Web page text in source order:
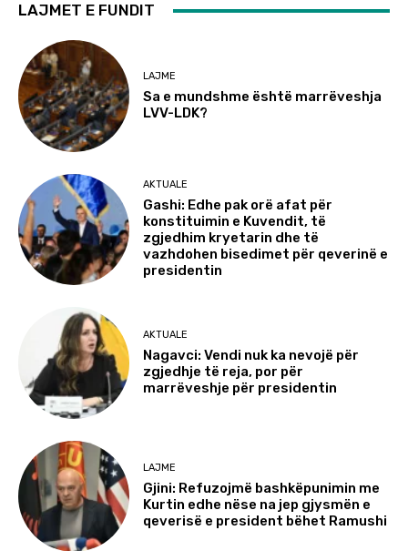
LAJMET E FUNDIT
LAJME
Sa e mundshme është marrëveshja
LVV-LDK?
AKTUALE
Gashi: Edhe pak orë afat për
konstituimin e Kuvendit, të
zgjedhim kryetarin dhe të
vazhdohen bisedimet për qeverinë e
presidentin
AKTUALE
Nagavci: Vendi nuk ka nevojë për
zgjedhje të reja, por për
marrëveshje për presidentin
LAJME
Gjini: Refuzojmë bashkëpunimin me
Kurtin edhe nëse na jep gjysmën e
qeverisë e president bëhet Ramushi